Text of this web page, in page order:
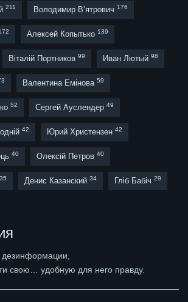
211 Володимир В’ятрович 176
Алексей Копытько 139
Віталій Портников 99 Иван Лютый 98
Валентина Емінова 59
52 Сергей Ауслендер 49
42 Юрий Христензен 42
40 Олексій Петров 40
35 Денис Казанский 34 Гліб Бабіч 29
дезинформации,
свою… удобную для него правду.